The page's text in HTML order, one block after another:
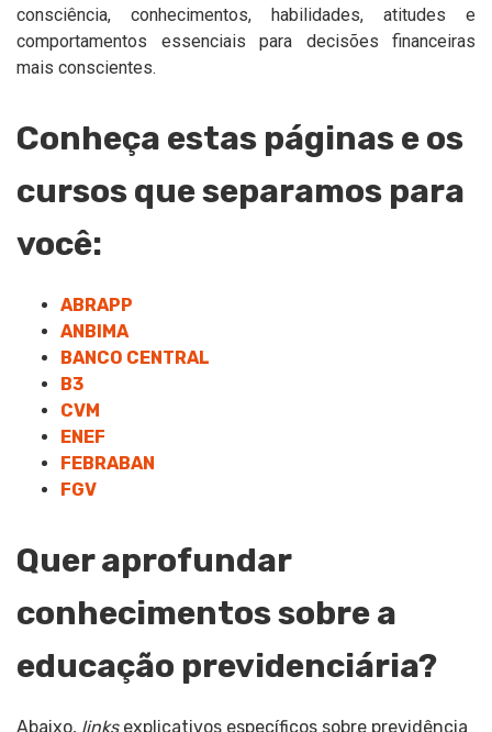
consciência, conhecimentos, habilidades, atitudes e
comportamentos essenciais para decisões financeiras
mais conscientes.
Conheça estas páginas e os
cursos que separamos para
você:
ABRAPP
ANBIMA
BANCO CENTRAL
B3
CVM
ENEF
FEBRABAN
FGV
Quer aprofundar
conhecimentos sobre a
educação previdenciária?
Abaixo, linksexplicativos específicos sobre previdência